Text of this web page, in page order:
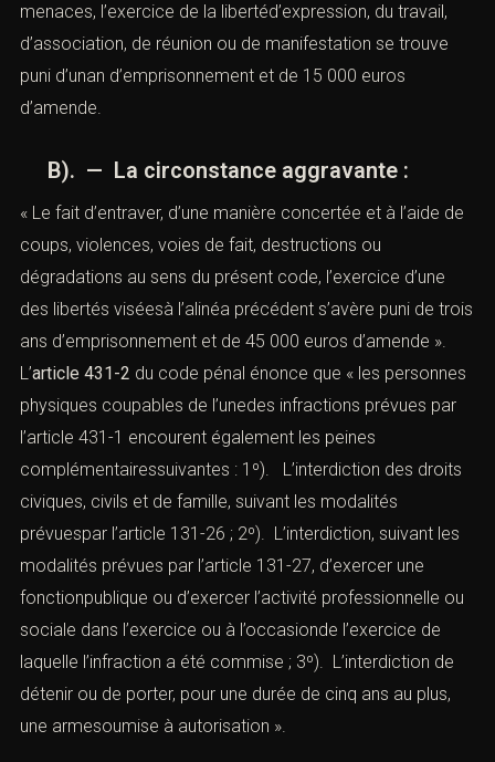
menaces, l’exercice de la libertéd’expression, du travail,
d’association, de réunion ou de manifestation se trouve
puni d’unan d’emprisonnement et de 15 000 euros
d’amende.
B). — La circonstance aggravante :
« Le fait d’entraver, d’une manière concertée et à l’aide de
coups, violences, voies de fait, destructions ou
dégradations au sens du présent code, l’exercice d’une
des libertés viséesà l’alinéa précédent s’avère puni de trois
ans d’emprisonnement et de 45 000 euros d’amende ».
L’article 431-2 du code pénal énonce que « les personnes
physiques coupables de l’unedes infractions prévues par
l’article 431-1 encourent également les peines
complémentairessuivantes : 1º). L’interdiction des droits
civiques, civils et de famille, suivant les modalités
prévuespar l’article 131-26 ; 2º). L’interdiction, suivant les
modalités prévues par l’article 131-27, d’exercer une
fonctionpublique ou d’exercer l’activité professionnelle ou
sociale dans l’exercice ou à l’occasionde l’exercice de
laquelle l’infraction a été commise ; 3º). L’interdiction de
détenir ou de porter, pour une durée de cinq ans au plus,
une armesoumise à autorisation ».